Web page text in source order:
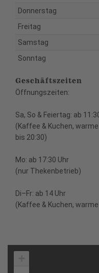
Donnerstag
Freitag
Samstag
Sonntag
Geschäftszeiten
Öffnungszeiten:
Sa, So & Feiertag: ab
(Kaffee & Kuchen,
bis 20:30)
Mo: ab 17:30 Uhr
(nur Thekenbetrieb)
Di–Fr: ab 14 Uhr
(Kaffee & Kuchen,